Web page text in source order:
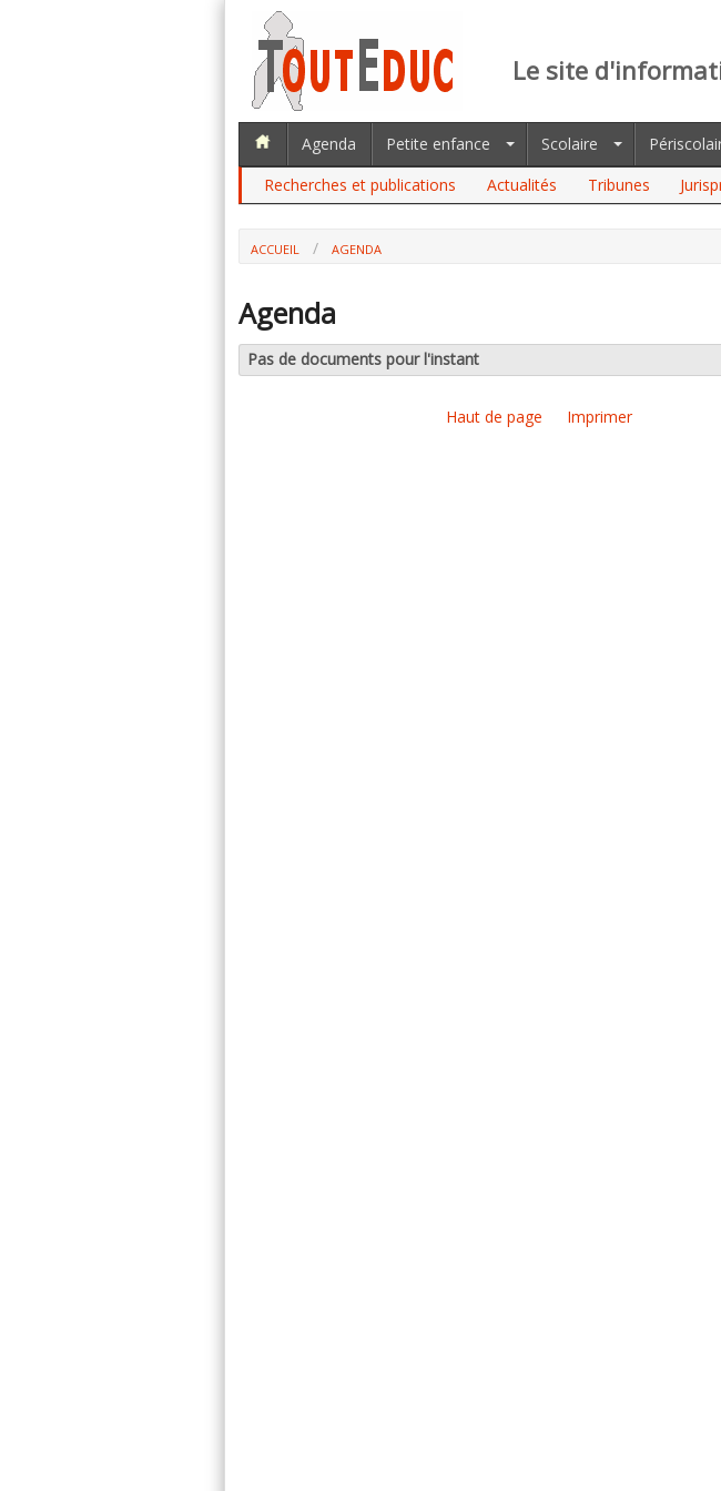
Le site
Agenda Petite enfance Scolaire
Recherches et publications
Actualités Tribunes
ACCUEIL AGENDA
Agenda
Pas de documents pour l'instant
Haut de page Imprimer